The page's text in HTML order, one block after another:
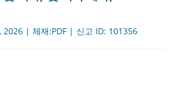
2026 | 체재:PDF | 신고 ID: 101356